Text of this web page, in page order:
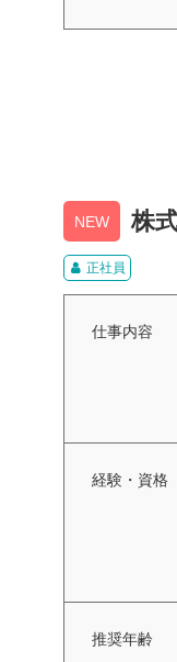
NEW 株
正社員
仕事内容
経験・資格
推奨年齢